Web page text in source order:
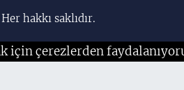
hakkı saklıdır.
için çerezlerden